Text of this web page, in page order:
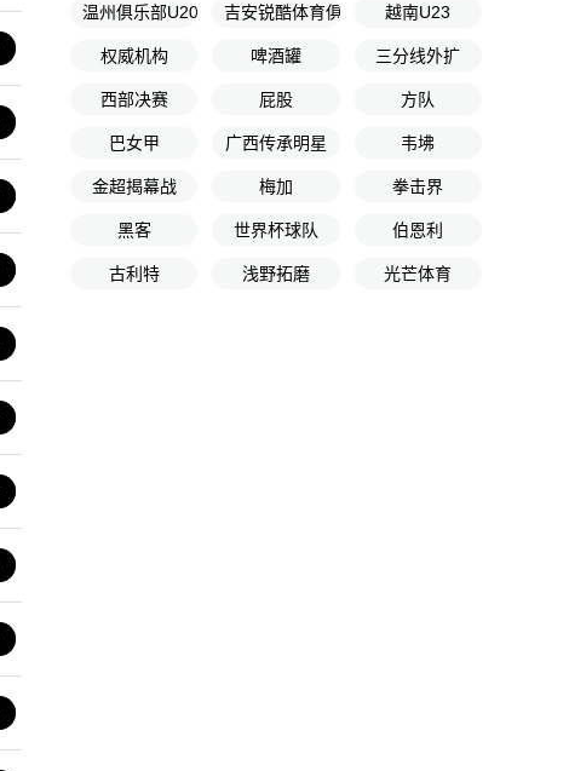
温州俱乐部U20 吉安锐酷体育俱乐部U15越南U23
权威机构 啤酒罐 三分线外扩
西部决赛 屁股 方队
巴女甲 广西传承明星 韦坲
金超揭幕战 梅加 拳击界
黑客 世界杯球队 伯恩利
古利特 浅野拓磨 光芒体育